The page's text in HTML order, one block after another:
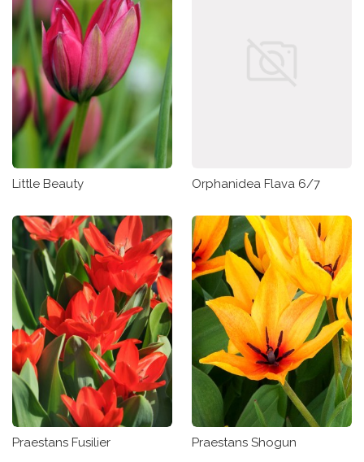
Little Beauty Orphanidea Flava 6/7
Praestans Fusilier Praestans Shogun